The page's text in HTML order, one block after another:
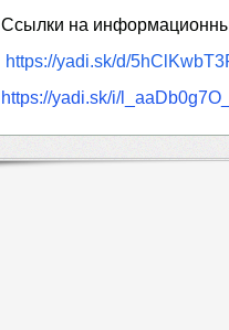
Ссылки на
https://yadi.sk/d/
https://yadi.sk/i/